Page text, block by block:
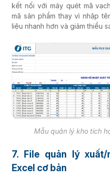
kết nối với máy quét mã
mã sản phẩm thay vì nhập
liệu nhanh hơn và giảm thiểu
Mẫu quản lý kho tích
7. File quản lý
Excel cơ bản